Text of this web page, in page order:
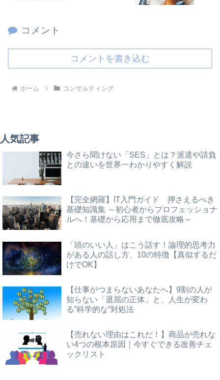
コメント
コメントを書き込む
ホーム コンサルティング
人気記事
今さら聞けない「SES」とは？派遣や請負
との違いを世界一わかりやすく解説
【完全網羅】IT入門ガイド 押さえるべき
基礎知識集 ～初心者からプロフェッショナ
ルへ！基礎から応用まで徹底攻略～
「頭のいい人」はこう話す！論理的思考力
がある人の話し方、10の特徴【真似するだ
けでOK】
【仕事がつまらないあなたへ】9割の人が
知らない「退屈の正体」と、人生が変わ
る”科学的な”対処法
【売れない理由はこれだ！】商品が売れな
い4つの根本原因｜今すぐできる改善チェ
ックリスト